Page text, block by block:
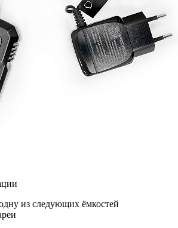
из следующих ёмкостей